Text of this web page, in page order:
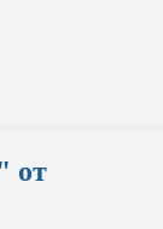
от